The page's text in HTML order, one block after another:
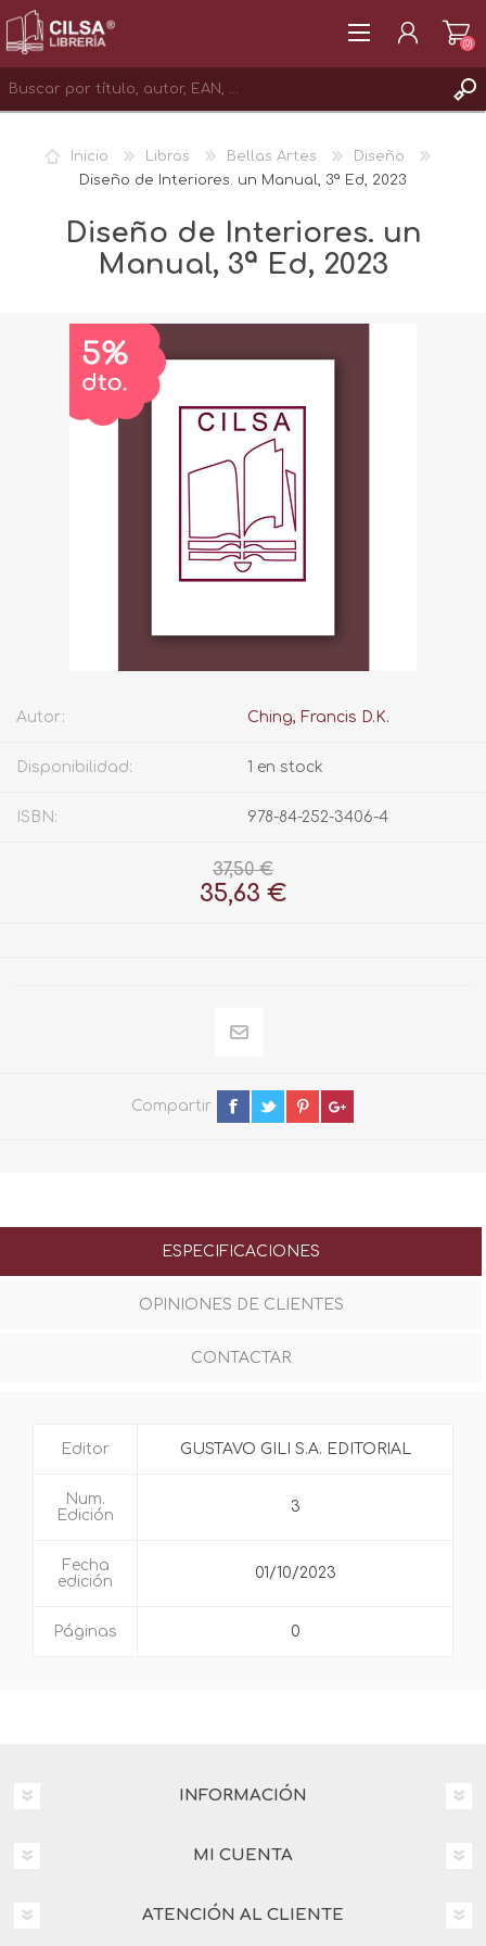
INICIAR SESIÓN
(0)
Inicio Libros Bellas Artes
Diseño
Diseño de Interiores. un Manual, 3ª Ed, 2023
Diseño de Interiores. un
Manual, 3ª Ed, 2023
Autor: Ching, Francis D.K.
Disponibilidad: 1 en stock
ISBN: 978-84-252-3406-4
37,50 €
35,63 €
Compartir
ESPECIFICACIONES
OPINIONES DE CLIENTES
CONTACTAR
Editor GUSTAVO GILI S.A. EDITORIAL
Num.
Edición
3
Fecha
edición
01/10/2023
Páginas 0
INFORMACIÓN
MI CUENTA
ATENCIÓN AL CLIENTE